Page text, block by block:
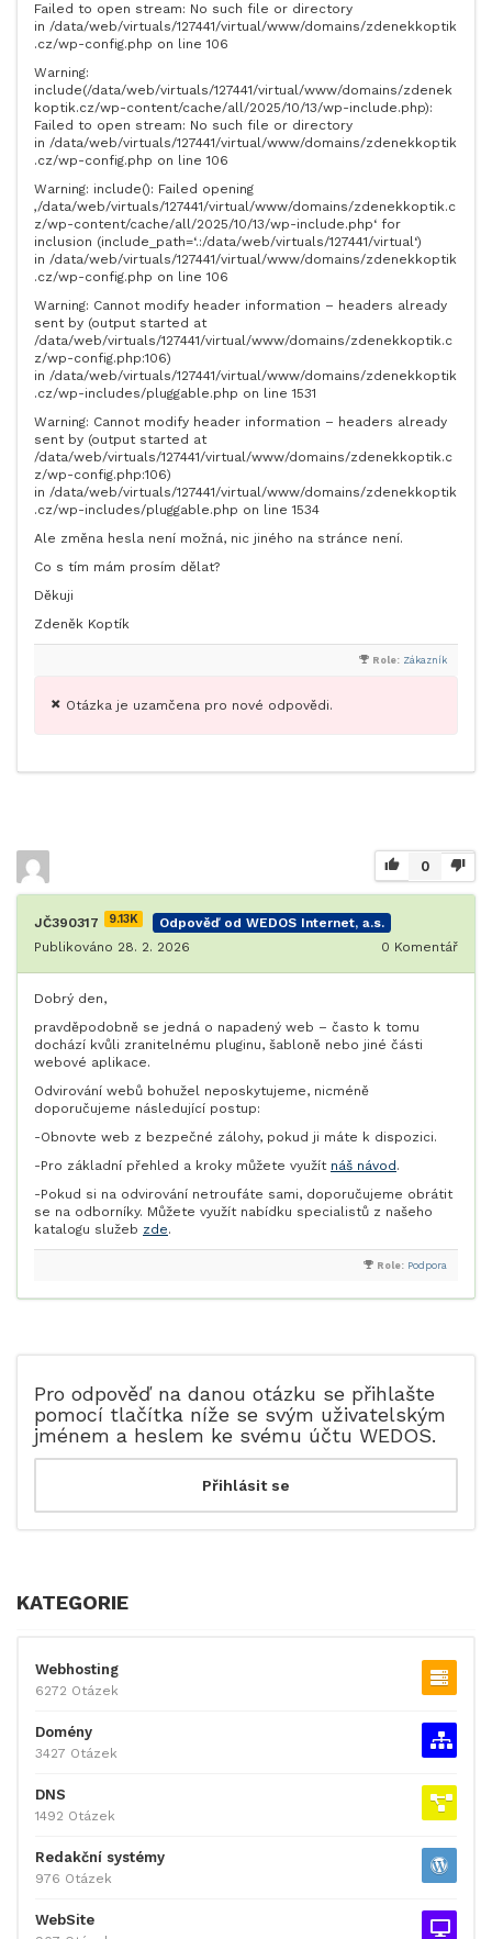
Failed to open stream: No such file or directory
in /data/web/virtuals/127441/virtual/www/domains/zdenekkoptik
.cz/wp-config.php on line 106
Warning:
include(/data/web/virtuals/127441/virtual/www/domains/zdenek
koptik.cz/wp-content/cache/all/2025/10/13/wp-include.php):
Failed to open stream: No such file or directory
in /data/web/virtuals/127441/virtual/www/domains/zdenekkoptik
.cz/wp-config.php on line 106
Warning: include(): Failed opening
‚/data/web/virtuals/127441/virtual/www/domains/zdenekkoptik.c
z/wp-content/cache/all/2025/10/13/wp-include.php‘ for
inclusion (include_path=‘.:/data/web/virtuals/127441/virtual‘)
in /data/web/virtuals/127441/virtual/www/domains/zdenekkoptik
.cz/wp-config.php on line 106
Warning: Cannot modify header information – headers already
sent by (output started at
/data/web/virtuals/127441/virtual/www/domains/zdenekkoptik.c
z/wp-config.php:106)
in /data/web/virtuals/127441/virtual/www/domains/zdenekkoptik
.cz/wp-includes/pluggable.php on line 1531
Warning: Cannot modify header information – headers already
sent by (output started at
/data/web/virtuals/127441/virtual/www/domains/zdenekkoptik.c
z/wp-config.php:106)
in /data/web/virtuals/127441/virtual/www/domains/zdenekkoptik
.cz/wp-includes/pluggable.php on line 1534
Ale změna hesla není možná, nic jiného na stránce není.
Co s tím mám prosím dělat?
Děkuji
Zdeněk Koptík
Role: Zákazník
Otázka je uzamčena pro nové odpovědi.
0
JČ390317 9.13K
Odpověď od WEDOS Internet, a.s.
Publikováno 28. 2. 2026
0 Komentář
Dobrý den,
pravděpodobně se jedná o napadený web – často k tomu
dochází kvůli zranitelnému pluginu, šabloně nebo jiné části
webové aplikace.
Odvirování webů bohužel neposkytujeme, nicméně
doporučujeme následující postup:
-Obnovte web z bezpečné zálohy, pokud ji máte k dispozici.
-Pro základní přehled a kroky můžete využít náš návod.
-Pokud si na odvirování netroufáte sami, doporučujeme obrátit
se na odborníky. Můžete využít nabídku specialistů z našeho
katalogu služeb zde.
Role: Podpora
Pro odpověď na danou otázku se přihlašte
pomocí tlačítka níže se svým uživatelským
jménem a heslem ke svému účtu WEDOS.
KATEGORIE
Webhosting
6272 Otázek
Domény
3427 Otázek
DNS
1492 Otázek
Redakční systémy
976 Otázek
WebSite